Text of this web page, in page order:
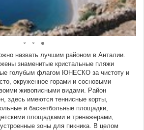
назвать лучшим районом в Анталии.
знаменитые кристальные пляжи
голубым флагом ЮНЕСКО за чистоту и
окруженное горами и сосновыми
живописными видами. Район
здесь имеются теннисные корты,
и баскетбольные площадки,
площадками и тренажерами,
зоны для пикника. В целом